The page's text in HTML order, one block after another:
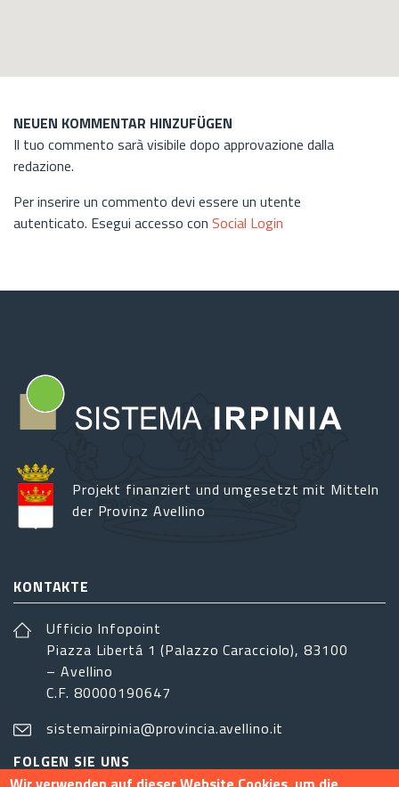
NEUEN KOMMENTAR HINZUFÜGEN
Il tuo commento sarà visibile dopo approvazione dalla
redazione.
Per inserire un commento devi essere un utente
autenticato. Esegui accesso con Social Login
Projekt finanziert und umgesetzt mit Mitteln
der Provinz Avellino
KONTAKTE
Ufficio Infopoint
Piazza Libertá 1 (Palazzo Caracciolo), 83100
– Avellino
C.F. 80000190647
sistemairpinia@provincia.avellino.it
FOLGEN SIE UNS